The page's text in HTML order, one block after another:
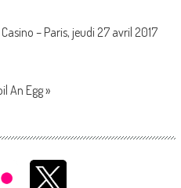
– Paris, jeudi 27 avril 2017
An Egg »